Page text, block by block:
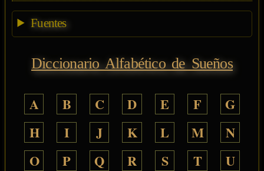
Fuentes
Diccionario Alfabético de Sueños
A B C D E F
G
H
I J K L M
N
O
P Q R S T
U